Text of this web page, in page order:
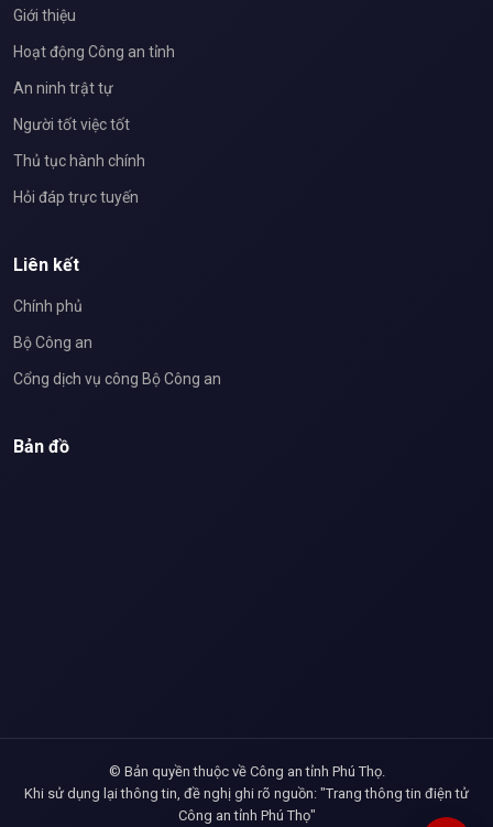
Giới thiệu
Hoạt động Công an tỉnh
An ninh trật tự
Người tốt việc tốt
Thủ tục hành chính
Hỏi đáp trực tuyến
Liên kết
Chính phủ
Bộ Công an
Cổng dịch vụ công Bộ Công an
Bản đồ
© Bản quyền thuộc về Công an tỉnh Phú Thọ.
Khi sử dụng lại thông tin, đề nghị ghi rõ nguồn: "Trang thông tin điện tử
Công an tỉnh Phú Thọ"